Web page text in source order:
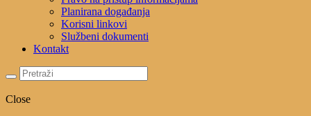
Planirana događanja
Korisni linkovi
Službeni dokumenti
Kontakt
Close